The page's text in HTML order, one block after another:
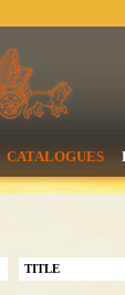
CATALOGUES
TITLE